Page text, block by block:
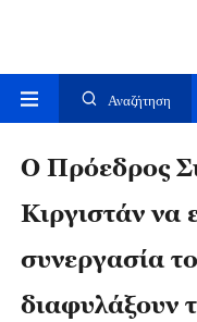
Αναζήτηση
Ο Πρόεδρος
Κιργιστάν να
συνεργασία
διαφυλάξουν